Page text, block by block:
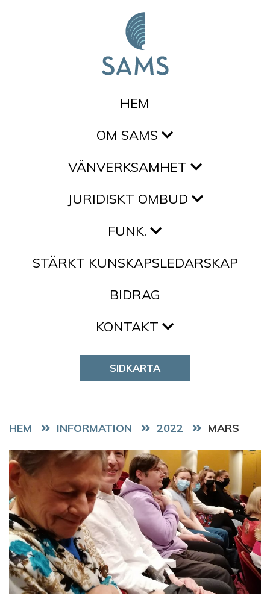
HEM
OM SAMS
VÄNVERKSAMHET
JURIDISKT OMBUD
FUNK.
STÄRKT KUNSKAPSLEDARSKAP
BIDRAG
KONTAKT
SIDKARTA
HEM 2022 MARS